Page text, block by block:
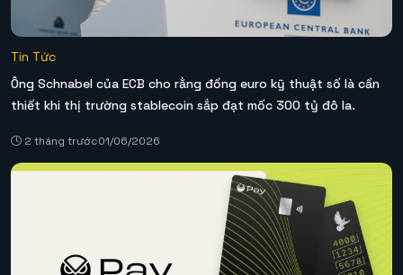
Tin Tức
Ông Schnabel của ECB cho rằng đồng euro kỹ thuật số là cần
thiết khi thị trường stablecoin sắp đạt mốc 300 tỷ đô la.
2 tháng trước01/06/2026